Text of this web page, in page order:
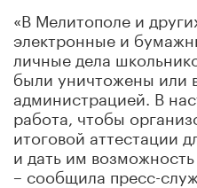
«В Мелитополе и
электронные и
личные дела
были уничтожены или
администрацией. В
работа, чтобы
итоговой аттестации
и дать им
– сообщила пресс-